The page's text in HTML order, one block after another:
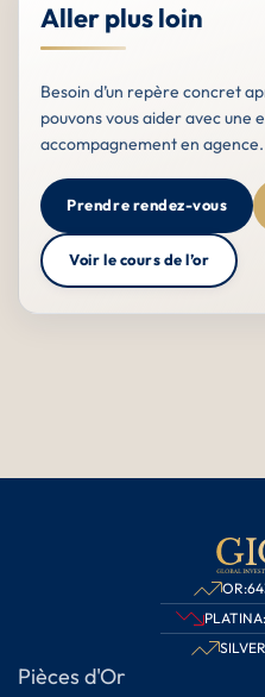
Aller plus loin
Besoin d’un repère concret
pouvons vous aider avec une
accompagnement en agence.
Prendre rendez-vous
Voir le cours de l’or
OR:
PLATINA:
Pièces d'Or